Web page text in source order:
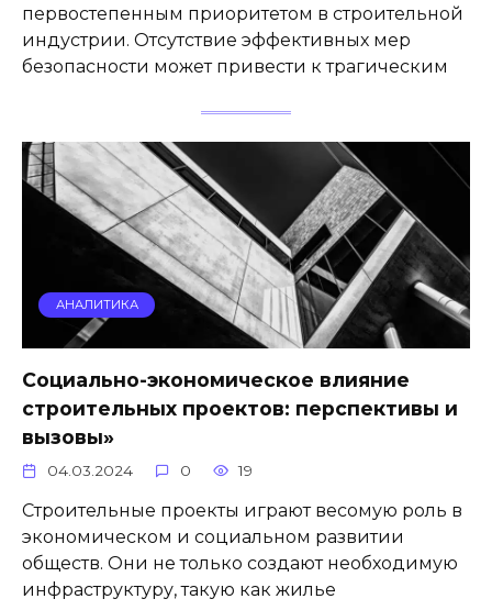
первостепенным приоритетом в строительной
индустрии. Отсутствие эффективных мер
безопасности может привести к трагическим
АНАЛИТИКА
Социально-экономическое влияние
строительных проектов: перспективы и
вызовы»
04.03.2024 0 19
Строительные проекты играют весомую роль в
экономическом и социальном развитии
обществ. Они не только создают необходимую
инфраструктуру, такую как жилье